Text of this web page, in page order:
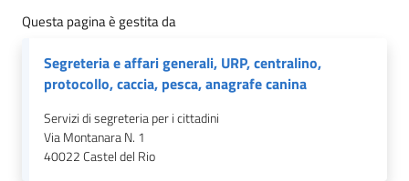
Questa pagina è gestita da
Segreteria e affari generali, URP, centralino,
protocollo, caccia, pesca, anagrafe canina
Servizi di segreteria per i cittadini
Via Montanara N. 1
40022Castel del Rio